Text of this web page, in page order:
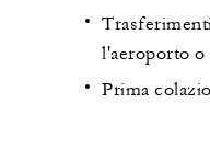
l'aeroporto o
Prima